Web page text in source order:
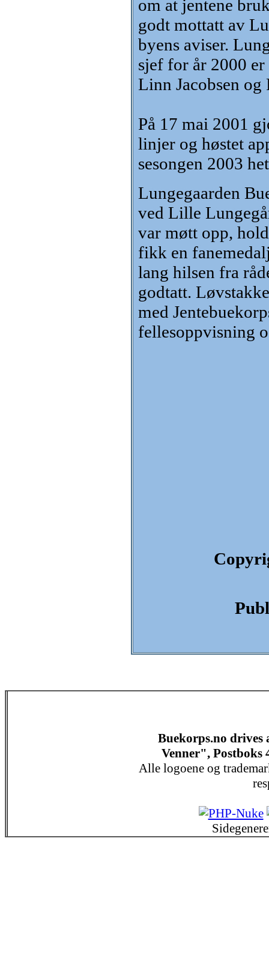
om at jentene
godt mottatt av
byens aviser.
sjef for år 2000
Linn Jacobsen
På 17 mai 2001
linjer og høstet
sesongen 2003
Lungegaarden
ved Lille
var møtt opp,
fikk en
lang hilsen fra
godtatt.
med
fellesoppvisning
Buekorps.no drives
Venner", Postboks
Alle logoene og